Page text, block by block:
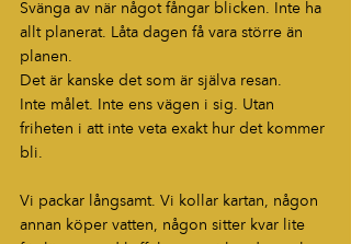
Svänga av när något fångar blicken. Inte ha
allt planerat. Låta dagen få vara större än
planen.
Det är kanske det som är själva resan.
Inte målet. Inte ens vägen i sig. Utan
friheten i att inte veta exakt hur det kommer
bli.
Vi packar långsamt. Vi kollar kartan, någon
annan köper vatten, någon sitter kvar lite